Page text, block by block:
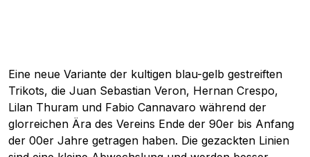
Eine neue Variante der kultigen blau-gelb gestreiften
Trikots, die Juan Sebastian Veron, Hernan Crespo,
Lilan Thuram und Fabio Cannavaro während der
glorreichen Ära des Vereins Ende der 90er bis Anfang
der 00er Jahre getragen haben. Die gezackten Linien